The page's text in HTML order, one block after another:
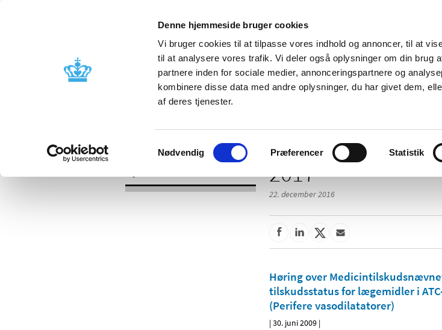
Denne hjemmeside bruger cookies
Vi bruger cookies til at tilpasse vores indhold og annoncer, til at
til at analysere vores trafik. Vi deler også oplysninger om din brug
partnere inden for sociale medier, annonceringspartnere og
kombinere disse data med andre oplysninger, du har givet dem,
af deres tjenester.
Samtykkevalg
Nødvendig Præferencer Statistik
Nyheder
Godkendelse og
Bivirkninger og
produktinformation
Tilskud og
2017
22. december 2016
Høring over
tilskudsstatus for lægemidler i
(Perifere vasodilatatorer)
|30. juni 2009 |